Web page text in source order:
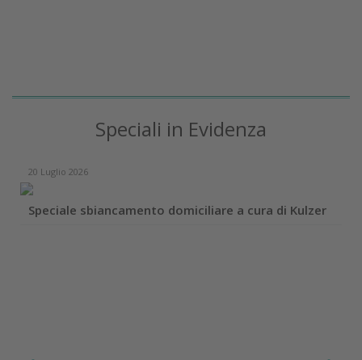
Speciali in Evidenza
20 Luglio 2026
Speciale sbiancamento domiciliare a cura di Kulzer